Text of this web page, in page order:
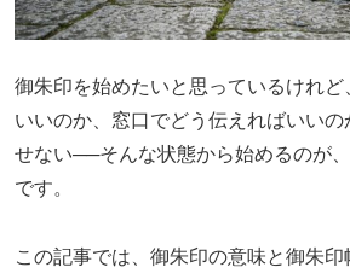
御朱印を始めたいと思っているけれ
いいのか、窓口でどう伝えればいい
せない──そんな状態から始めるのが
です。
この記事では、御朱印の意味と御朱